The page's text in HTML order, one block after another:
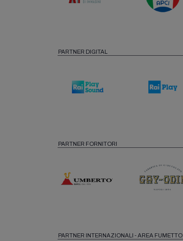
PARTNER DIGITAL
PARTNER FORNITORI
PARTNER INTERNAZIONALI - AREA FUMETTO